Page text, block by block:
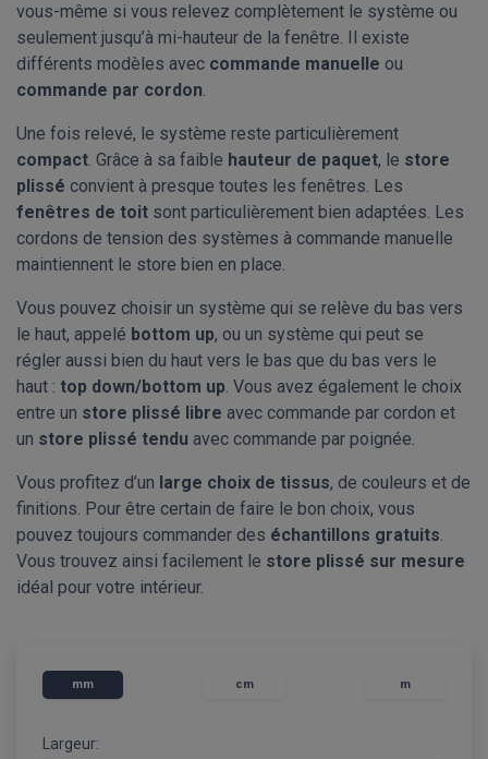
vous-même si vous relevez complètement le système ou
seulement jusqu’à mi-hauteur de la fenêtre. Il existe
différents modèles avec commande manuelle ou
commande par cordon.
Une fois relevé, le système reste particulièrement
compact. Grâce à sa faible hauteur de paquet, le store
plissé convient à presque toutes les fenêtres. Les
fenêtres de toit sont particulièrement bien adaptées. Les
cordons de tension des systèmes à commande manuelle
maintiennent le store bien en place.
Vous pouvez choisir un système qui se relève du bas vers
le haut, appelé bottom up, ou un système qui peut se
régler aussi bien du haut vers le bas que du bas vers le
haut : top down/bottom up. Vous avez également le choix
entre un store plissé libre avec commande par cordon et
un store plissé tendu avec commande par poignée.
Vous profitez d’un large choix de tissus, de couleurs et de
finitions. Pour être certain de faire le bon choix, vous
pouvez toujours commander des échantillons gratuits.
Vous trouvez ainsi facilement le store plissé sur mesure
idéal pour votre intérieur.
mm cm m
Largeur: